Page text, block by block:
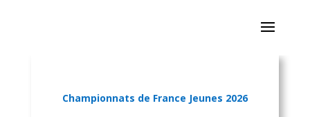
Championnats de France Jeunes 2026